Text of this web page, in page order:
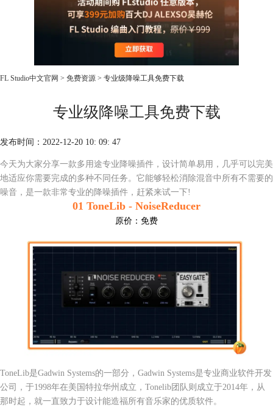
FL Studio中文官网 > 免费资源 > 专业级降噪工具免费下载
专业级降噪工具免费下载
发布时间：2022-12-20 10: 09: 47
今天为大家分享一款多用途专业降噪插件，设计简单易用，几乎可以完美
地适应你需要完成的多种不同任务。它能够轻松消除混音中所有不需要的
噪音，是一款非常专业的降噪插件，赶紧来试一下!
01 ToneLib - NoiseReducer
原价： 免费
ToneLib是Gadwin Systems的一部分，Gadwin Systems是专业商业软件开发
公司，于1998年在美国特拉华州成立，Tonelib团队则成立于2014年，从
那时起，就一直致力于设计能造福所有音乐家的优质软件。